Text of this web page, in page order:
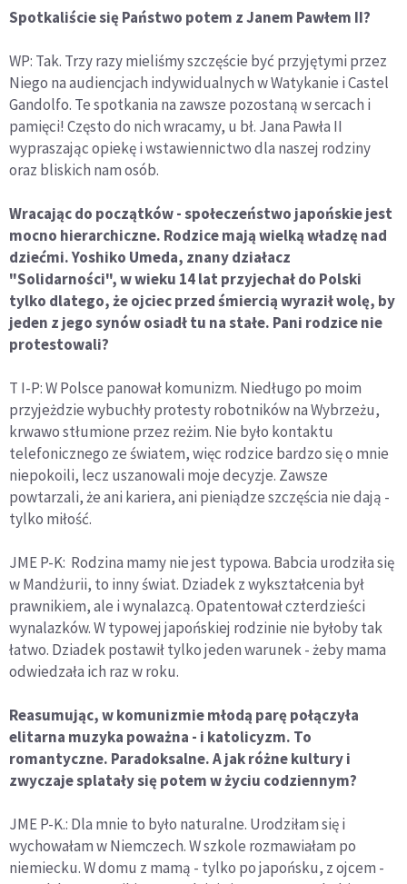
Spotkaliście się Państwo potem z Janem Pawłem II?
WP: Tak. Trzy razy mieliśmy szczęście być przyjętymi przez
Niego na audiencjach indywidualnych w Watykanie i Castel
Gandolfo. Te spotkania na zawsze pozostaną w sercach i
pamięci! Często do nich wracamy, u bł. Jana Pawła II
wypraszając opiekę i wstawiennictwo dla naszej rodziny
oraz bliskich nam osób.
Wracając do początków - społeczeństwo japońskie jest
mocno hierarchiczne. Rodzice mają wielką władzę nad
dziećmi. Yoshiko Umeda, znany działacz
"Solidarności", w wieku 14 lat przyjechał do Polski
tylko dlatego, że ojciec przed śmiercią wyraził wolę, by
jeden z jego synów osiadł tu na stałe. Pani rodzice nie
protestowali?
T I-P: W Polsce panował komunizm. Niedługo po moim
przyjeżdzie wybuchły protesty robotników na Wybrzeżu,
krwawo stłumione przez reżim. Nie było kontaktu
telefonicznego ze światem, więc rodzice bardzo się o mnie
niepokoili, lecz uszanowali moje decyzje. Zawsze
powtarzali, że ani kariera, ani pieniądze szczęścia nie dają -
tylko miłość.
JME P-K: Rodzina mamy nie jest typowa. Babcia urodziła się
w Mandżurii, to inny świat. Dziadek z wykształcenia był
prawnikiem, ale i wynalazcą. Opatentował czterdzieści
wynalazków. W typowej japońskiej rodzinie nie byłoby tak
łatwo. Dziadek postawił tylko jeden warunek - żeby mama
odwiedzała ich raz w roku.
Reasumując, w komunizmie młodą parę połączyła
elitarna muzyka poważna - i katolicyzm. To
romantyczne. Paradoksalne. A jak różne kultury i
zwyczaje splatały się potem w życiu codziennym?
JME P-K.: Dla mnie to było naturalne. Urodziłam się i
wychowałam w Niemczech. W szkole rozmawiałam po
niemiecku. W domu z mamą - tylko po japońsku, z ojcem -